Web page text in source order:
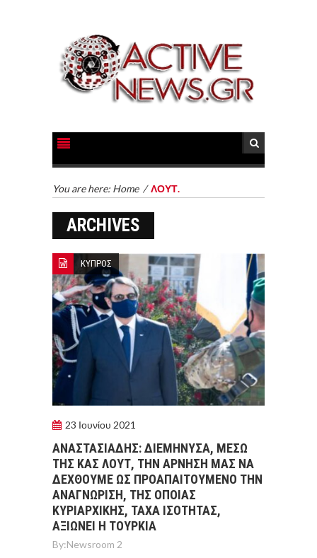
You are here: Home /ΛΟΥΤ.
ARCHIVES
ΚΥΠΡΟΣ
23 Ιουνίου 2021
ΑΝΑΣΤΑΣΙAΔΗΣ: ΔΙΕΜHΝΥΣΑ, ΜEΣΩ
ΤΗΣ ΚΑΣ ΛΟΥΤ, ΤΗΝ AΡΝΗΣΗ ΜΑΣ ΝΑ
ΔΕΧΘΟYΜΕ ΩΣ ΠΡΟΑΠΑΙΤΟΥΜΕΝΟ ΤΗΝ
ΑΝΑΓΝΩΡΙΣΗ, ΤΗΣ ΟΠΟΙΑΣ
ΚΥΡΙΑΡΧΙΚΗΣ, ΤΑΧΑ ΙΣΟΤΗΤΑΣ,
ΑΞΙΩΝΕΙ Η ΤΟΥΡΚΙΑ
By:Newsroom 2